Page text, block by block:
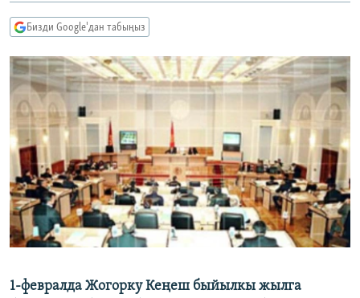
ДАНИСТЕ
ЭЖЕ-СИҢДИЛЕР
АЗАТТЫК+
ЫҢГАЙСЫЗ СУРООЛОР
Русский
ОНЛАЙН ШЕРИНЕ
ЭЕ/АРнун бардык сайттары
Бизди Google'дан табыңыз
1-февралда Жогорку Кеңеш быйылкы жылга